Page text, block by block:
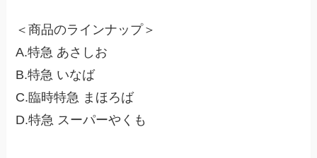
＜商品のラインナップ＞
A.特急 あさしお
B.特急 いなば
C.臨時特急 まほろば
D.特急 スーパーやくも